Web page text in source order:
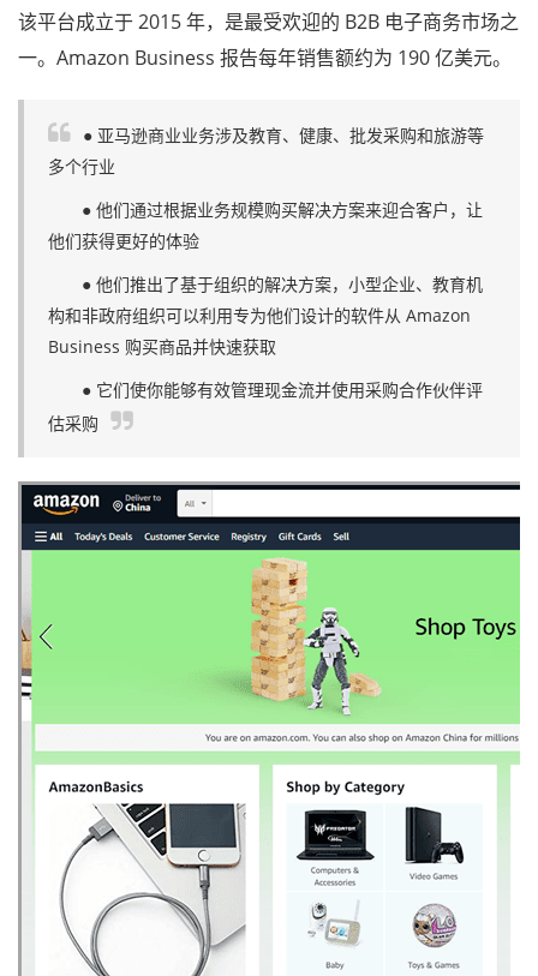
该平台成立于 2015 年，是最受欢迎的 B2B 电子商务市场之
一。Amazon Business 报告每年销售额约为 190 亿美元。
● 亚马逊商业业务涉及教育、健康、批发采购和旅游等
多个行业
● 他们通过根据业务规模购买解决方案来迎合客户，让
他们获得更好的体验
● 他们推出了基于组织的解决方案，小型企业、教育机
构和非政府组织可以利用专为他们设计的软件从 Amazon
Business 购买商品并快速获取
● 它们使你能够有效管理现金流并使用采购合作伙伴评
估采购